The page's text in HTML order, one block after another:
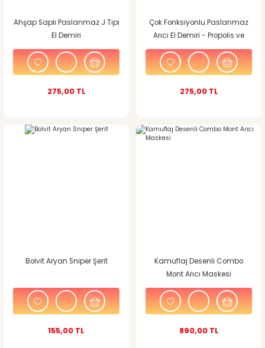
Ahşap Saplı Paslanmaz J Tipi
El Demiri
275,00 TL
Çok Fonksiyonlu Paslanmaz
Arıcı El Demiri - Propolis ve
Balmumu Kazıyıcısı - Plastik
Saplı
275,00 TL
Bolvit Aryan Sniper Şerit
155,00 TL
Kamuflaj Desenli Combo
Mont Arıcı Maskesi
890,00 TL